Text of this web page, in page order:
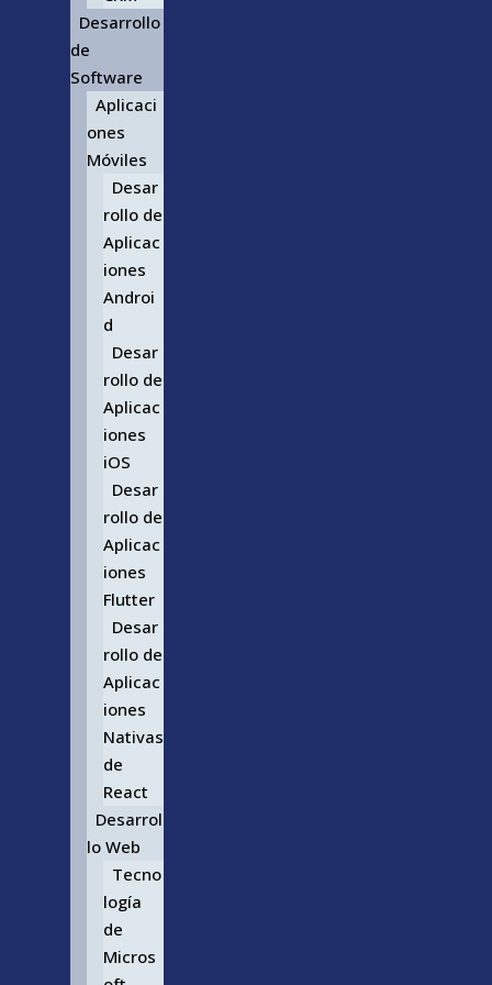
Desarrollo
de
Software
Aplicaci
ones
Móviles
Desar
rollo de
Aplicac
iones
Androi
d
Desar
rollo de
Aplicac
iones
iOS
Desar
rollo de
Aplicac
iones
Flutter
Desar
rollo de
Aplicac
iones
Nativas
de
React
Desarrol
lo Web
Tecno
logía
de
Micros